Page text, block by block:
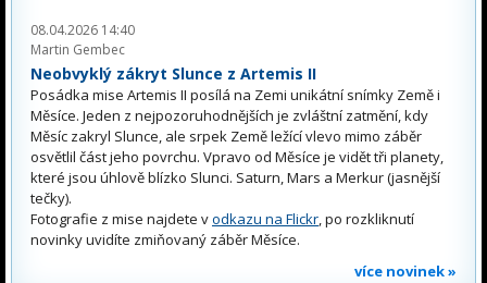
08.04.2026 14:40
Martin Gembec
Neobvyklý zákryt Slunce z Artemis II
Posádka mise Artemis II posílá na Zemi unikátní snímky Země i
Měsíce. Jeden z nejpozoruhodnějších je zvláštní zatmění, kdy
Měsíc zakryl Slunce, ale srpek Země ležící vlevo mimo záběr
osvětlil část jeho povrchu. Vpravo od Měsíce je vidět tři planety,
které jsou úhlově blízko Slunci. Saturn, Mars a Merkur (jasnější
tečky).
Fotografie z mise najdete vodkazu na Flickr, po rozkliknutí
novinky uvidíte zmiňovaný záběr Měsíce.
více novinek »